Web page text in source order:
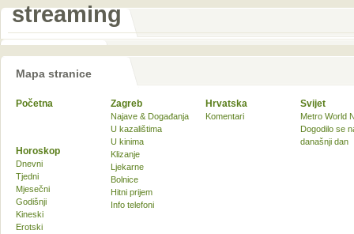
streaming
Mapa stranice
Početna Zagreb
Najave & Događanja
U kazalištima
U kinima
Klizanje
Ljekarne
Bolnice
Hitni prijem
Info telefoni
Hrvatska
Komentari
Svijet
Metro World
Dogodilo se
današnji dan
Horoskop
Dnevni
Tjedni
Mjesečni
Godišnji
Kineski
Erotski